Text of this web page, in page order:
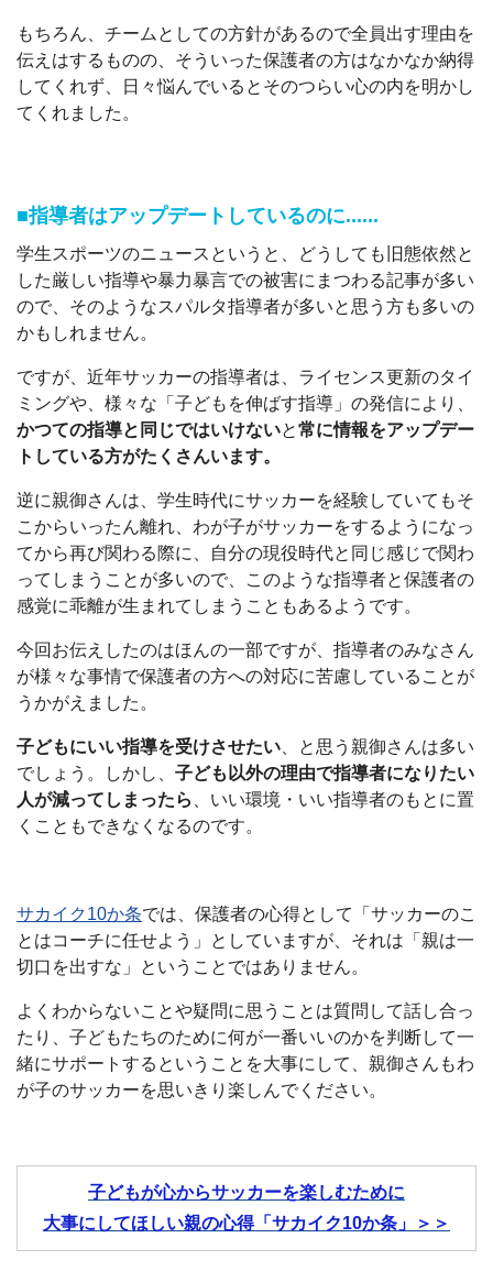
もちろん、チームとしての方針があるので全員出す理由を
伝えはするものの、そういった保護者の方はなかなか納得
してくれず、日々悩んでいるとそのつらい心の内を明かし
てくれました。
■指導者はアップデートしているのに......
学生スポーツのニュースというと、どうしても旧態依然と
した厳しい指導や暴力暴言での被害にまつわる記事が多い
ので、そのようなスパルタ指導者が多いと思う方も多いの
かもしれません。
ですが、近年サッカーの指導者は、ライセンス更新のタイ
ミングや、様々な「子どもを伸ばす指導」の発信により、
かつての指導と同じではいけないと常に情報をアップデー
トしている方がたくさんいます。
逆に親御さんは、学生時代にサッカーを経験していてもそ
こからいったん離れ、わが子がサッカーをするようになっ
てから再び関わる際に、自分の現役時代と同じ感じで関わ
ってしまうことが多いので、このような指導者と保護者の
感覚に乖離が生まれてしまうこともあるようです。
今回お伝えしたのはほんの一部ですが、指導者のみなさん
が様々な事情で保護者の方への対応に苦慮していることが
うかがえました。
子どもにいい指導を受けさせたい 、と思う親御さんは多い
でしょう。しかし、 子ども以外の理由で指導者になりたい
人が減ってしまったら
、いい環境・いい指導者のもとに置
くこともできなくなるのです。
サカイク10か条では、保護者の心得として「サッカーのこ
とはコーチに任せよう」としていますが、それは「親は一
切口を出すな」ということではありません。
よくわからないことや疑問に思うことは質問して話し合っ
たり、子どもたちのために何が一番いいのかを判断して一
緒にサポートするということを大事にして、親御さんもわ
が子のサッカーを思いきり楽しんでください。
子どもが心からサッカーを楽しむために
大事にしてほしい親の心得「サカイク10か条」＞＞